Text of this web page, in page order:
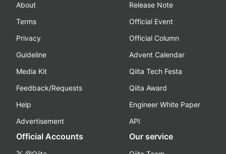
About
Terms
Privacy
Guideline
Media Kit
Feedback/Requests
Help
Advertisement
Release Note
Official Event
Official Column
Advent Calendar
Qiita Tech Festa
Qiita Award
Engineer White Paper
API
Official Accounts Our service